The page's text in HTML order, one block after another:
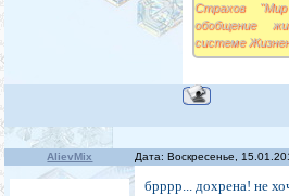
Страхов
обобщение
системе
AlievMix Дата: Воскресенье,
брррр... дохрена! не